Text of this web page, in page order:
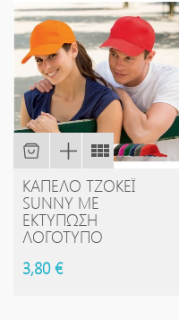
ΚΑΠΈΛΟ ΤΖΌΚΕΪ
SUNNY ΜΕ
ΕΚΤΎΠΩΣΗ
ΛΟΓΌΤΥΠΟ
3,80 €